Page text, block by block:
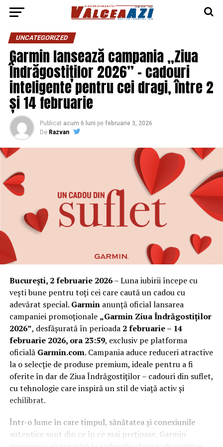
UNCATEGORIZED
Garmin lansează campania „Ziua
Îndrăgostiților 2026” – cadouri
inteligente pentru cei dragi, între 2
și 14 februarie
Publicat acum 6 luni pe februarie 3, 2026
De Razvan
București, 2 februarie 2026– Luna iubirii începe cu
vești bune pentru toți cei care caută un cadou cu
adevărat special. Garminanunță oficial lansarea
campaniei promoționale „Garmin Ziua Îndrăgostiților
2026”, desfășurată în perioada 2 februarie – 14
februarie 2026, ora 23:59, exclusiv pe platforma
oficială Garmin.com. Campania aduce reduceri atractive
la o selecție de produse premium, ideale pentru a fi
oferite în dar de Ziua Îndrăgostiților – cadouri din suflet,
cu tehnologie care inspiră un stil de viață activ și
echilibrat.
Într-o lume în care timpul, sănătatea și conexiunile
autentice sunt din ce în ce mai prețioase, Garmin